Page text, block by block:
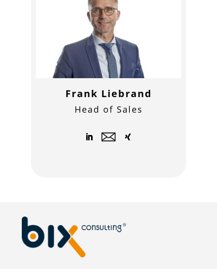
Frank Liebrand
Head of Sales